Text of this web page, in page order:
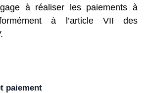
à réaliser les paiements à
à l’article VII des
paiement